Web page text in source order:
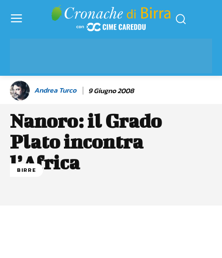
Andrea Turco 9 Giugno 2008
Nanoro: il Grado
Plato incontra
l’Africa
BIRRE